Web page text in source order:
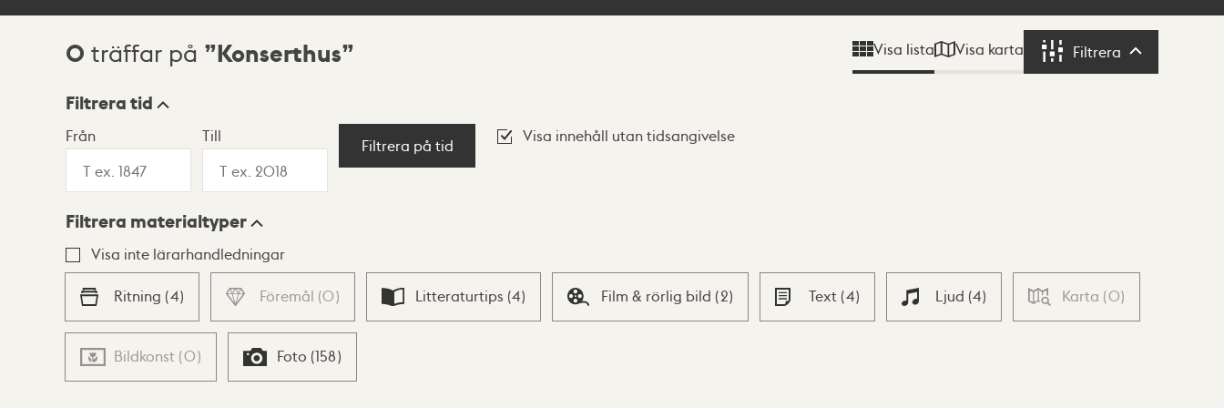
Sökresultat
0 träffar på Konserthus Visa lista Visa karta Filtrera Filtrera
Visningsläge
Lista Karta
Filtrera tid
Från Till
Filtrera på tid
Visa innehåll utan tidsangivelse
Filtrera materialtyper
Visa inte lärarhandledningar
Ritning (4) Föremål (0) Litteraturtips (4) Film & rörlig bild (2) Text (4) Ljud (4) Karta (0)
Bildkonst (0) Foto (158)